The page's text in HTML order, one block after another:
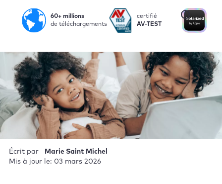
60+ millions
de téléchargements
i
certifié
AV-TEST
Écrit par
Marie Saint Michel
Mis à jour le: 03 mars 2026